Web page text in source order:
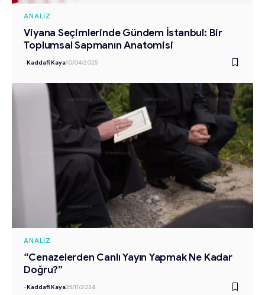
ANALIZ
Viyana Seçimlerinde Gündem İstanbul: Bir
Toplumsal Sapmanın Anatomisi
-Kaddafi Kaya10/04/2025
ANALIZ
“Cenazelerden Canlı Yayın Yapmak Ne Kadar
Doğru?”
-Kaddafi Kaya25/11/2024